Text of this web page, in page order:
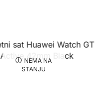
NEMA NA
STANJU